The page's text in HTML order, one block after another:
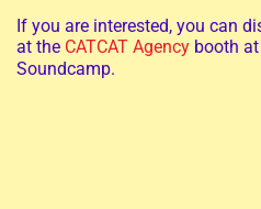
If you are interested, you can
at the CATCAT Agency booth
Soundcamp.